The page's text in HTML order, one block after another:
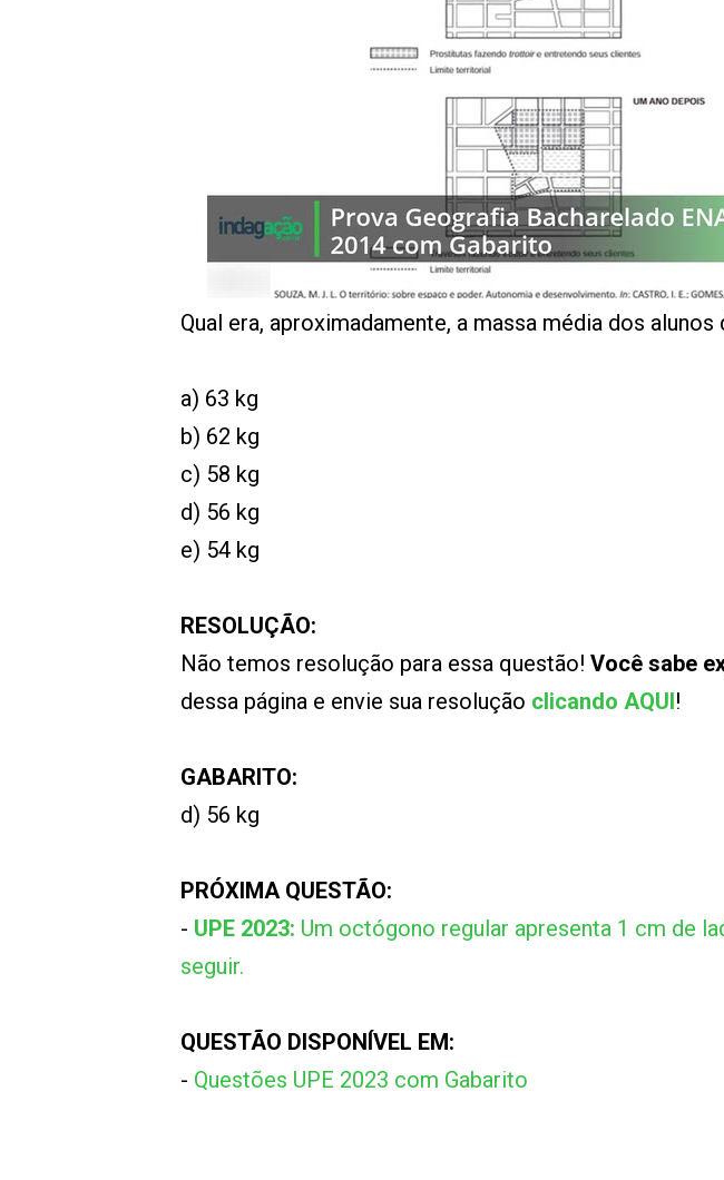
Qual era, aproximadamente, a massa média dos alunos
a) 63 kg
b) 62 kg
c) 58 kg
d) 56 kg
e) 54 kg
RESOLUÇÃO:
Não temos resolução para essa questão! Você sabe
dessa página e envie sua resolução clicando AQUI!
GABARITO:
d) 56 kg
PRÓXIMA QUESTÃO:
- UPE 2023: Um octógono regular apresenta 1 cm de
seguir.
QUESTÃO DISPONÍVEL EM:
- Questões UPE 2023 com Gabarito